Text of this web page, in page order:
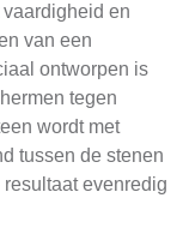
en
van een
ontworpen is
tegen
wordt met
tussen de stenen
evenredig